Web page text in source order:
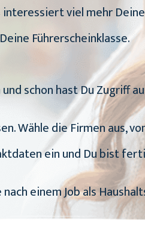
viel mehr
Führerscheinklasse.
schon hast Du Zugriff
Wähle die Firmen aus,
ein und Du bist
einem Job als